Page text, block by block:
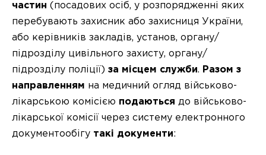
частин (посадових осіб, у розпорядженні яких
перебувають захисник або захисниця України,
або керівників закладів, установ, органу/
підрозділу цивільного захисту, органу/
підрозділу поліції) за місцем служби. Разом з
направленням на медичний огляд військово-
лікарською комісією подаються до військово-
лікарської комісії через систему електронного
документообігу такі документи: